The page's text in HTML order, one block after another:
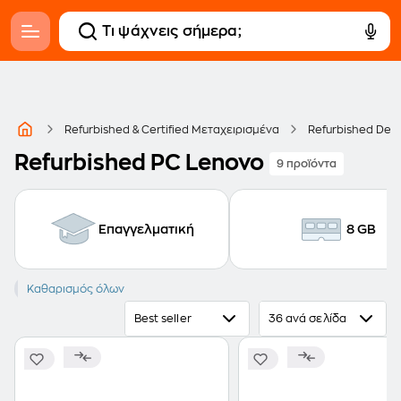
Refurbished & Certified Μεταχειρισμένα Refurbished
Refurbished PC Lenovo 9 προϊόντα
Επαγγελματική 8 GB
LENOVO
Καθαρισμός όλων
Best seller 36 ανά σελίδα